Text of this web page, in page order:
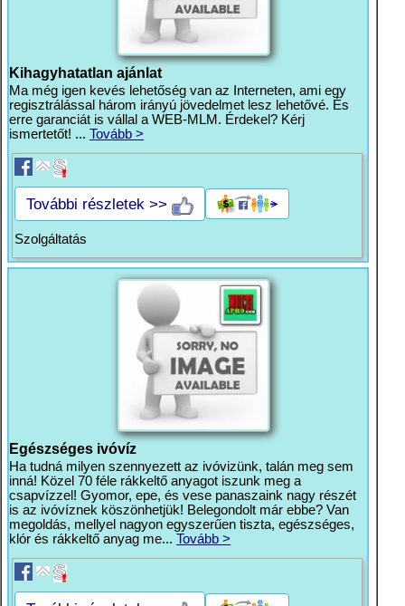
Kihagyhatatlan ajánlat
Ma még igen kevés lehetőség van az Interneten, ami egy
regisztrálással három irányú jövedelmet lesz lehetővé. És
erre garanciát is vállal a WEB-MLM. Érdekel? Kérj
ismertetőt! ... Tovább >
További részletek >>
Szolgáltatás
Egészséges ivóvíz
Ha tudná milyen szennyezett az ivóvizünk, talán meg sem
inná! Közel 70 féle rákkeltő anyagot iszunk meg a
csapvízzel! Gyomor, epe, és vese panaszaink nagy részét
is az ivóvíznek köszönhetjük! Belegondolt már ebbe? Van
megoldás, mellyel nagyon egyszerűen tiszta, egészséges,
klór és rákkeltő anyag me... Tovább >